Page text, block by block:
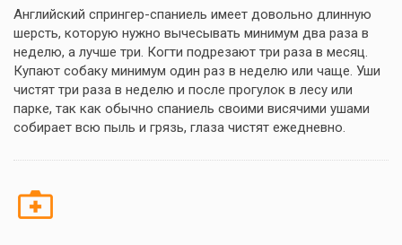
Английский спрингер-спаниель имеет довольно длинную
шерсть, которую нужно вычесывать минимум два раза в
неделю, а лучше три. Когти подрезают три раза в месяц.
Купают собаку минимум один раз в неделю или чаще. Уши
чистят три раза в неделю и после прогулок в лесу или
парке, так как обычно спаниель своими висячими ушами
собирает всю пыль и грязь, глаза чистят ежедневно.